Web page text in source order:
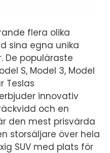
flera olika
sina egna unika
De populäraste
S, Model 3, Model
Teslas
innovativ
och en
den mest prisvärda
storsäljare över hela
SUV med plats för